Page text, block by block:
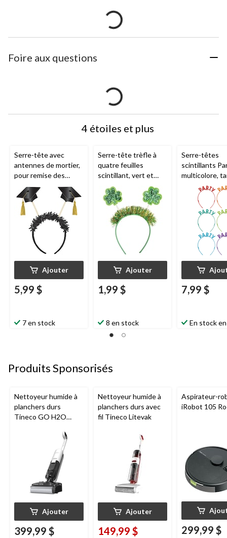
Foire aux questions
4 étoiles et plus
Serre-tête avec
antennes de mortier,
pour remise des
diplômes, noir
Ajouter
5,99 $
7 en stock
Serre-tête trèfle à
quatre feuilles
scintillant, vert et
doré, taille unique,
pour la Saint-Patrick
Ajouter
1,99 $
8 en stock
Serre-têtes
scintillants
multicolore,
unique, paq. 6,
accessoire à
pour
7,99 $
En stock
Produits Sponsorisés
Nettoyeur humide à
planchers durs
Tineco GO H2O
Ajouter
399,99 $
Nettoyeur humide à
planchers durs avec
fil Tineco Litevak
Ajouter
149,99 $
Aspirateur-
iRobot 105
299,99 $